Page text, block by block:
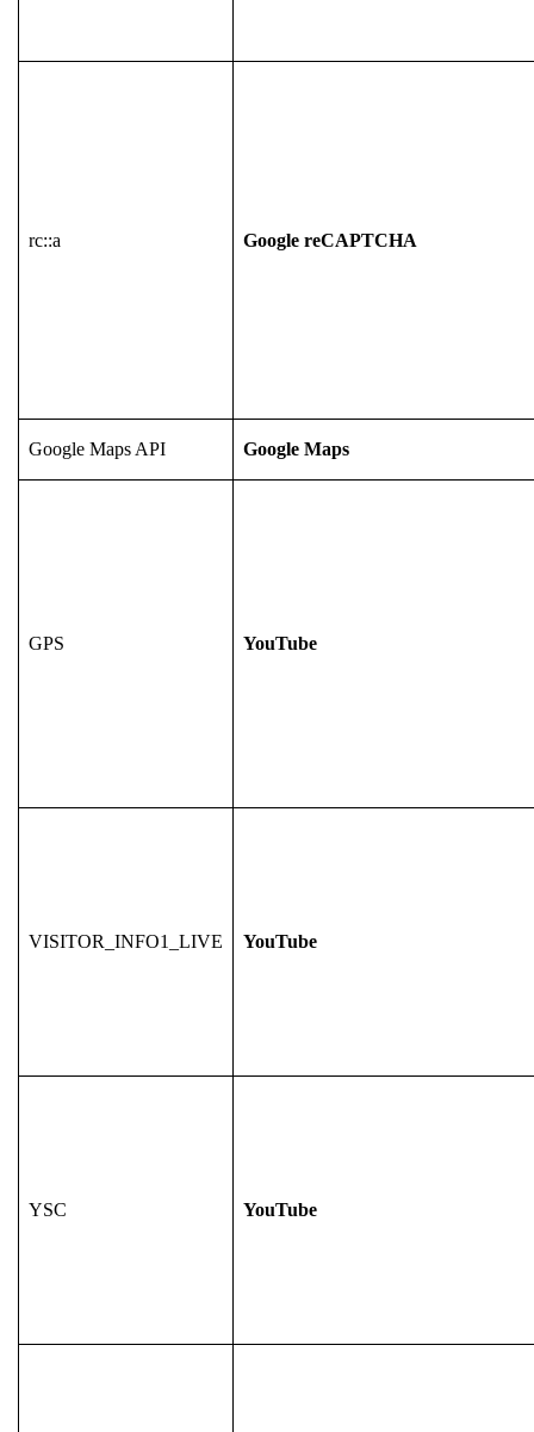
rc::a Google reCAPTCHA
Google Maps API Google Maps
GPS YouTube
VISITOR_INFO1_LIVE YouTube
YSC YouTube